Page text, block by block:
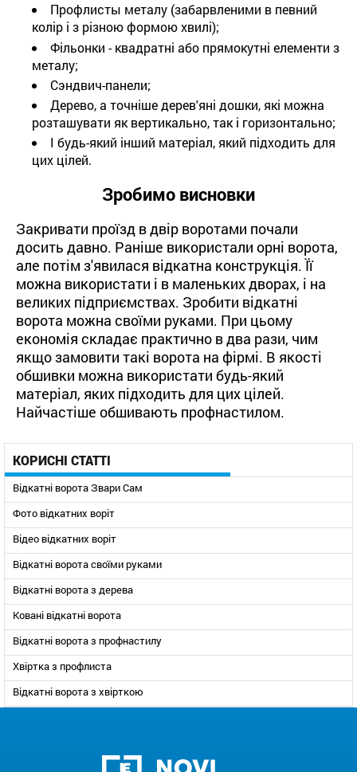
КОРИСНІ СТАТТІ
Відкатні ворота Звари Сам
Фото відкатних воріт
Відео відкатних воріт
Відкатні ворота своїми руками
Відкатні ворота з дерева
Ковані відкатні ворота
Відкатні ворота з профнастилу
Хвіртка з профлиста
Відкатні ворота з хвірткою
Профлисты металу (забарвленими в певний
колір і з різною формою хвилі);
Фільонки - квадратні або прямокутні елементи з
металу;
Сэндвич-панели;
Дерево, а точніше дерев'яні дошки, які можна
розташувати як вертикально, так і горизонтально;
І будь-який інший матеріал, який підходить для
цих цілей.
Зробимо висновки
Закривати проїзд в двір воротами почали
досить давно. Раніше використали орні ворота,
але потім з'явилася відкатна конструкція. Її
можна використати і в маленьких дворах, і на
великих підприємствах. Зробити відкатні
ворота можна своїми руками. При цьому
економія складає практично в два рази, чим
якщо замовити такі ворота на фірмі. В якості
обшивки можна використати будь-який
матеріал, яких підходить для цих цілей.
Найчастіше обшивають профнастилом.